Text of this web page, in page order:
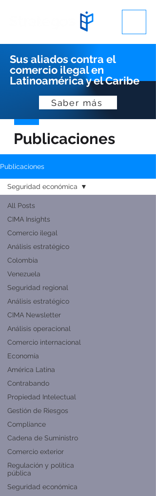
Sus aliados contra el
comercio ilegal en
Latinoamérica y el Caribe
Saber más
Publicaciones
Publicaciones
All Posts
CIMA Insights
Comercio ilegal
Análisis estratégico
Colombia
Venezuela
Seguridad regional
Análisis estratégico
CIMA Newsletter
Análisis operacional
Comercio internacional
Economía
América Latina
Contrabando
Propiedad Intelectual
Gestión de Riesgos
Compliance
Cadena de Suministro
Comercio exterior
Regulación y política
pública
Seguridad económica
Seguridad económica